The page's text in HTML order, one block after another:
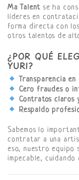
Ma Talent se ha
líderes en
forma directa con
otros talentos de
¿POR QUÉ
YURI?
Transparencia en
Cero fraudes o
Contratos claros
Respaldo
Sabemos lo
contratar a una
eso, nuestro equipo
impecable,